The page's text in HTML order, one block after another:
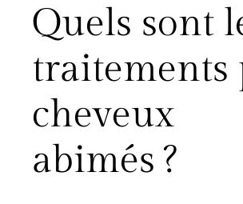
Quels sont
traitements
cheveux
abimés ?